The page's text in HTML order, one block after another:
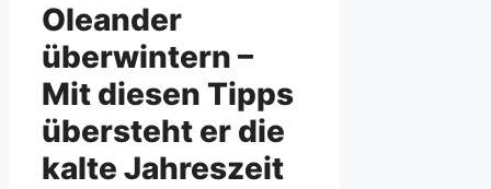
Oleander
überwintern –
Mit diesen Tipps
übersteht er die
kalte Jahreszeit